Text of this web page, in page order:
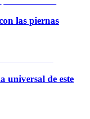
las piernas
universal de este